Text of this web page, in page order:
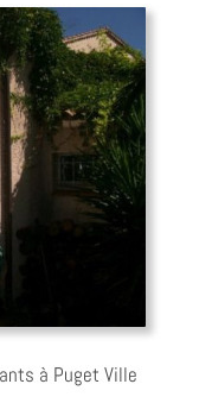
à Puget Ville